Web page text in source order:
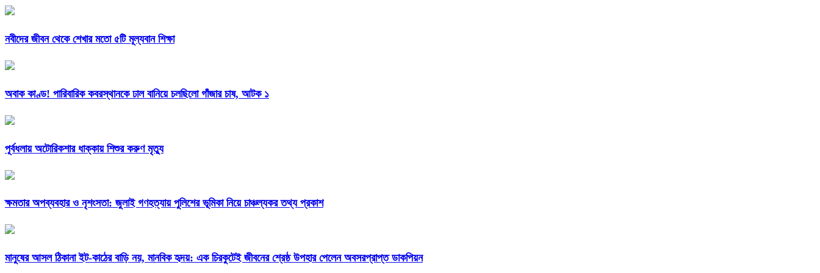
নবীদের জীবন থেকে শেখার মতো ৫টি মূল্যবান শিক্ষা
অবাক কাণ্ড! পারিবারিক কবরস্থানকে ঢাল বানিয়ে চলছিলো গাঁজার চাষ, আটক ১
পূর্বধলায় অটোরিকশার ধাক্কায় শিশুর করুণ মৃত্যু
ক্ষমতার অপব্যবহার ও নৃশংসতা: জুলাই গণহত্যায় পুলিশের ভূমিকা নিয়ে চাঞ্চল্যকর তথ্য প্রকাশ
মানুষের আসল ঠিকানা ইট-কাঠের বাড়ি নয়, মানবিক হৃদয়: এক চিরকুটেই জীবনের শ্রেষ্ঠ উপহার পেলেন অবসরপ্রাপ্ত ডাকপিয়ন